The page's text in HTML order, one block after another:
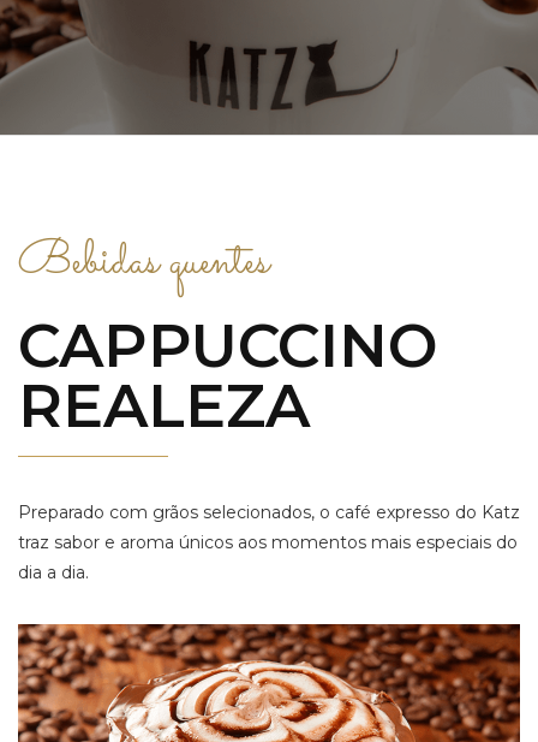
Bebidas quentes
CAPPUCCINO
REALEZA
Preparado com grãos selecionados, o café expresso do Katz
traz sabor e aroma únicos aos momentos mais especiais do
dia a dia.